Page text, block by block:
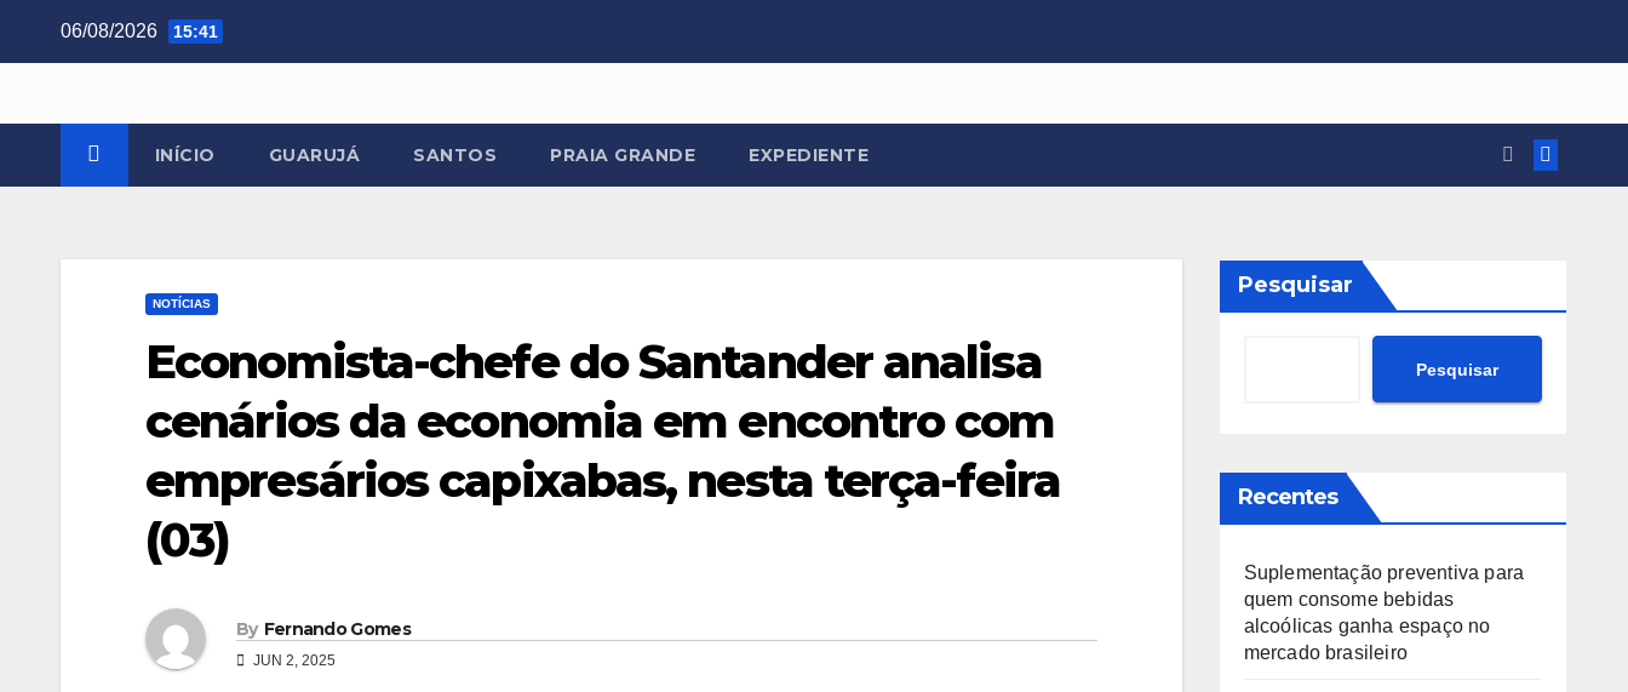
06/08/2026 15:41
INÍCIO GUARUJÁ SANTOS PRAIA GRANDE EXPEDIENTE
NOTÍCIAS
Economista-chefe do Santander analisa
cenários da economia em encontro com
empresários capixabas, nesta terça-feira
(03)
By Fernando Gomes
JUN 2, 2025
Pesquisar
Pesquisar
Recentes
Suplementação preventiva para
quem consome bebidas
alcoólicas ganha espaço no
mercado brasileiro